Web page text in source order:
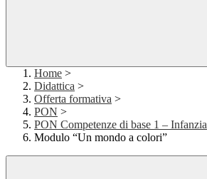
Home >
Didattica >
Offerta formativa >
PON >
PON Competenze di base 1 – Infanzia
Modulo “Un mondo a colori”